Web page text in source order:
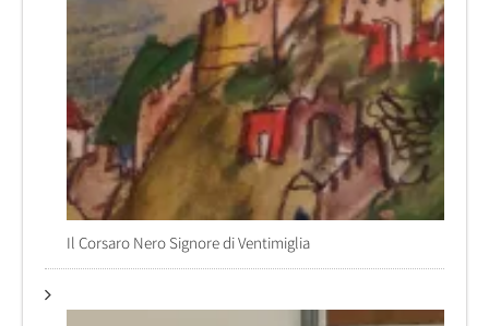
Il Corsaro Nero Signore di Ventimiglia